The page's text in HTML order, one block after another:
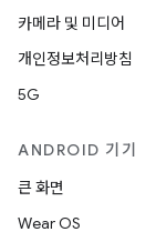
카메라 및 미디어
개인정보처리방침
5G
ANDROID 기기
큰 화면
Wear OS